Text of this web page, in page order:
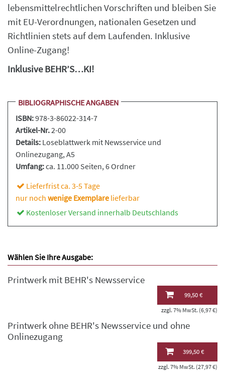
lebensmittelrechtlichen Vorschriften und bleiben Sie
mit EU-Verordnungen, nationalen Gesetzen und
Richtlinien stets auf dem Laufenden. Inklusive
Online-Zugang!
Inklusive BEHR’S…KI!
BIBLIOGRAPHISCHE ANGABEN
ISBN:978-3-86022-314-7
Artikel-Nr.2-00
Details: Loseblattwerk mit Newsservice und
Onlinezugang, A5
Umfang:ca. 11.000 Seiten, 6 Ordner
Lieferfrist ca. 3-5 Tage
nur noch wenige Exemplare lieferbar
Kostenloser Versand innerhalb Deutschlands
Wählen Sie Ihre Ausgabe:
Printwerk mit BEHR's Newsservice
99,50 €
zzgl. 7% MwSt. (6,97 €)
Printwerk ohne BEHR's Newsservice und ohne
Onlinezugang
399,50 €
zzgl. 7% MwSt. (27,97 €)